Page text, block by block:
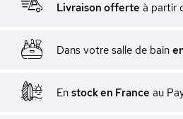
Livraison offerte à partir
Dans votre salle de bain
En stock en France au